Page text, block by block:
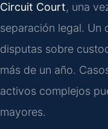
Circuit Court, una
separación legal.
disputas sobre
más de un año.
activos complejos
mayores.